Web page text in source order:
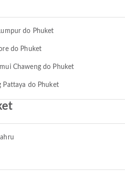
do Phuket
do Phuket
Chaweng do Phuket
Pattaya do Phuket